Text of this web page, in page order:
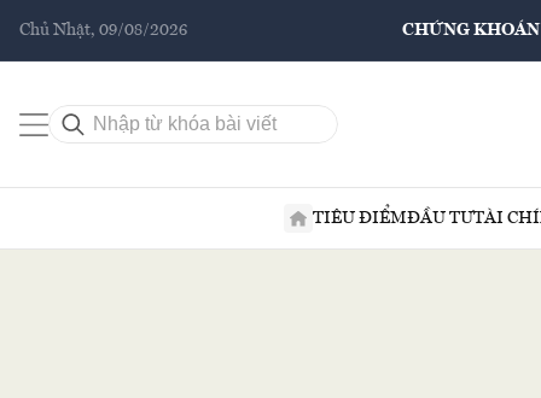
Chủ Nhật, 09/08/2026 CHỨNG KHOÁN
TIÊU ĐIỂMĐẦU TƯTÀI